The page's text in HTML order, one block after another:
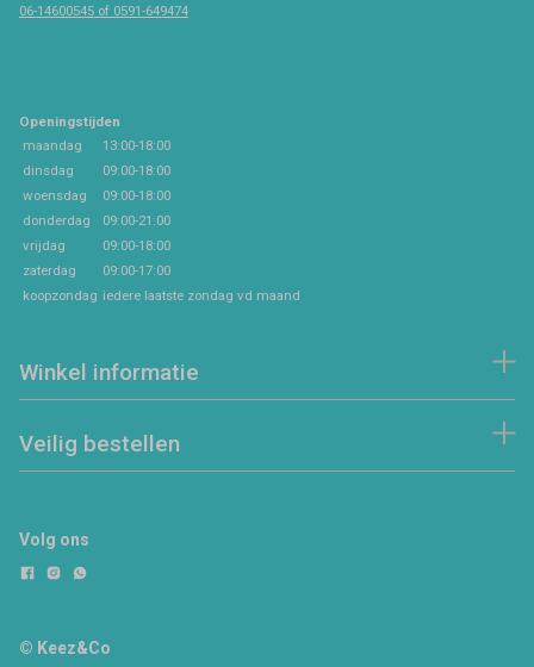
06-14600545 of 0591-649474
Openingstijden
maandag
13:00-18:00
dinsdag
09:00-18:00
woensdag
09:00-18:00
donderdag
09:00-21:00
vrijdag
09:00-18:00
zaterdag
09:00-17:00
koopzondag iedere laatste zondag vd maand
Winkel informatie
Veilig bestellen
Volg ons
© Keez&Co